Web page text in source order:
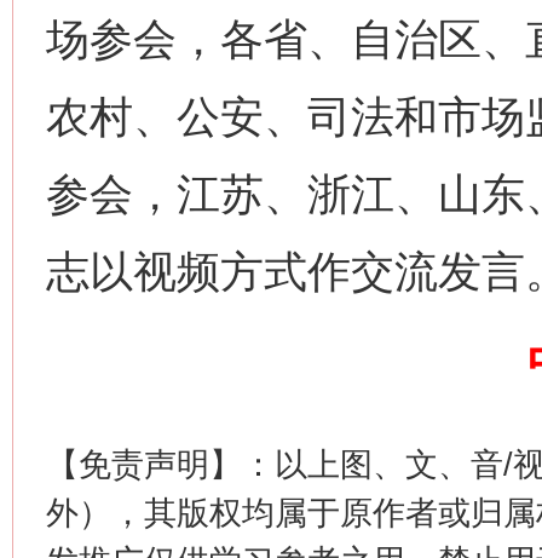
场参会，各省、自治区
农村、公安、司法和市
参会，江苏、浙江、山
志以视频方式作交流发言
【免责声明】：以上图、文、音/
外），其版权均属于原作者或归
网上购药对药下症？
谢